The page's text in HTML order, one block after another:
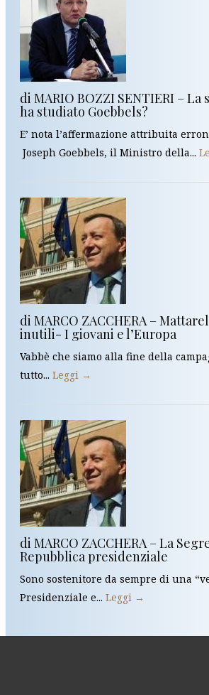
di MARIO BOZZI SENTIERI –
ha studiato Goebbels?
E’ nota l’affermazione attribuita
Joseph Goebbels, il Ministro della...
di MARCO ZACCHERA –
inutili- I giovani e l’Europa
Vabbè che siamo alla fine della
tutto... Leggi →
di MARCO ZACCHERA – La
Repubblica presidenziale
Sono sostenitore da sempre di una
Presidenziale e... Leggi →